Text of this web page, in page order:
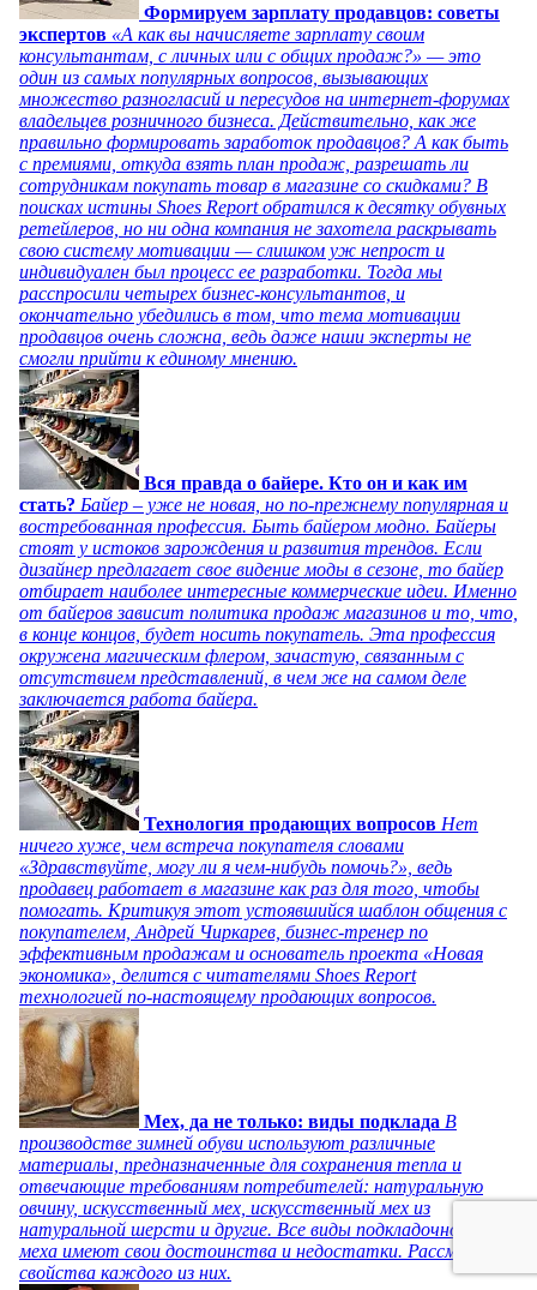
Формируем зарплату продавцов: советы
экспертов «А как вы начисляете зарплату своим
консультантам, с личных или с общих продаж?» — это
один из самых популярных вопросов, вызывающих
множество разногласий и пересудов на интернет-форумах
владельцев розничного бизнеса. Действительно, как же
правильно формировать заработок продавцов? А как быть
с премиями, откуда взять план продаж, разрешать ли
сотрудникам покупать товар в магазине со скидками? В
поисках истины Shoes Report обратился к десятку обувных
ретейлеров, но ни одна компания не захотела раскрывать
свою систему мотивации — слишком уж непрост и
индивидуален был процесс ее разработки. Тогда мы
расспросили четырех бизнес-консультантов, и
окончательно убедились в том, что тема мотивации
продавцов очень сложна, ведь даже наши эксперты не
смогли прийти к единому мнению.
Вся правда о байере. Кто он и как им
стать? Байер – уже не новая, но по-прежнему популярная и
востребованная профессия. Быть байером модно. Байеры
стоят у истоков зарождения и развития трендов. Если
дизайнер предлагает свое видение моды в сезоне, то байер
отбирает наиболее интересные коммерческие идеи. Именно
от байеров зависит политика продаж магазинов и то, что,
в конце концов, будет носить покупатель. Эта профессия
окружена магическим флером, зачастую, связанным с
отсутствием представлений, в чем же на самом деле
заключается работа байера.
Технология продающих вопросов Нет
ничего хуже, чем встреча покупателя словами
«Здравствуйте, могу ли я чем-нибудь помочь?», ведь
продавец работает в магазине как раз для того, чтобы
помогать. Критикуя этот устоявшийся шаблон общения с
покупателем, Андрей Чиркарев, бизнес-тренер по
эффективным продажам и основатель проекта «Новая
экономика», делится с читателями Shoes Report
технологией по-настоящему продающих вопросов.
Мех, да не только: виды подклада В
производстве зимней обуви используют различные
материалы, предназначенные для сохранения тепла и
отвечающие требованиям потребителей: натуральную
овчину, искусственный мех, искусственный мех из
натуральной шерсти и другие. Все виды подкладочного
меха имеют свои достоинства и недостатки. Рассмотрим
свойства каждого из них.